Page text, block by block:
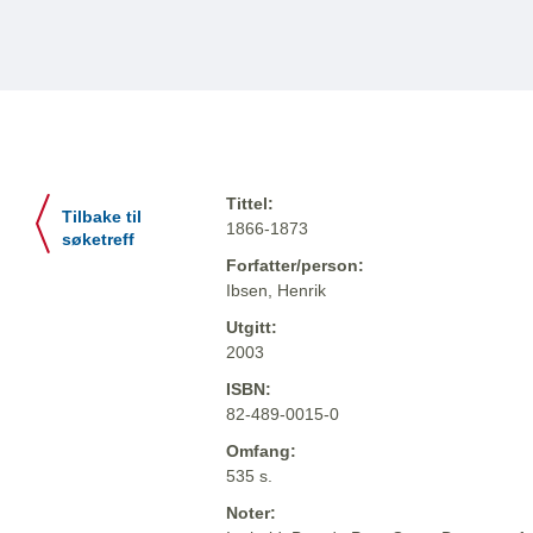
Tilbake til
søketreff
Tittel:
1866-1873
Forfatter/person:
Ibsen, Henrik
Utgitt:
2003
ISBN:
82-489-0015-0
Omfang:
535 s.
Noter: